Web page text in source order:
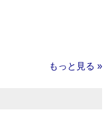
もっと見る »